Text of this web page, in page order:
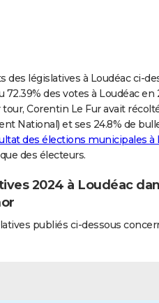
des législatives à Loudéac ci-
72.39% des votes à Loudéac en
Corentin Le Fur avait
National) et ses 24.8% de
des élections municipales à
des électeurs.
2024 à Loudéac
publiés ci-dessous